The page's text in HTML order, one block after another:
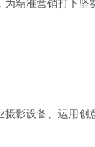
精准营销打下坚
影设备、运用